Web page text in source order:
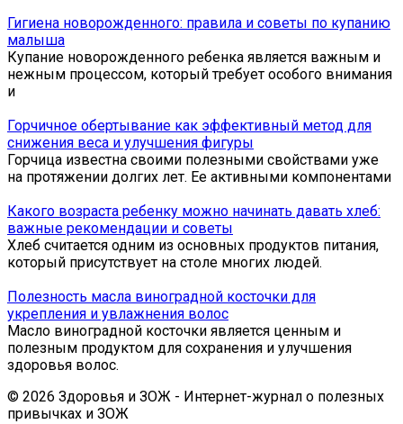
Гигиена новорожденного: правила и советы по купанию
малыша
Купание новорожденного ребенка является важным и
нежным процессом, который требует особого внимания
и
Горчичное обертывание как эффективный метод для
снижения веса и улучшения фигуры
Горчица известна своими полезными свойствами уже
на протяжении долгих лет. Ее активными компонентами
Какого возраста ребенку можно начинать давать хлеб:
важные рекомендации и советы
Хлеб считается одним из основных продуктов питания,
который присутствует на столе многих людей.
Полезность масла виноградной косточки для
укрепления и увлажнения волос
Масло виноградной косточки является ценным и
полезным продуктом для сохранения и улучшения
здоровья волос.
© 2026 Здоровья и ЗОЖ - Интернет-журнал о полезных
привычках и ЗОЖ